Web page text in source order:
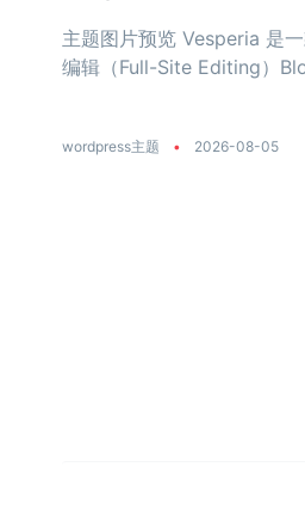
主题图片预览 Vesperia 是
编辑（Full-Site Editing）
wordpress主题 • 2026-08-05